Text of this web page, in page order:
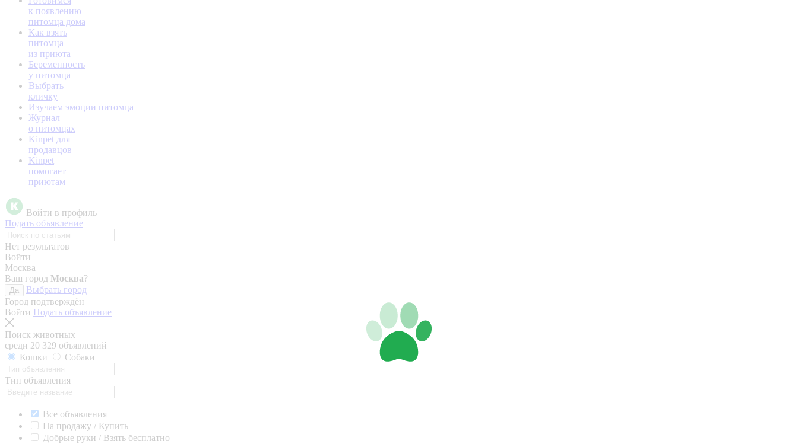
к появлению
питомца дома
Как взять
питомца
из приюта
Беременность
у питомца
Выбрать
кличку
Изучаем эмоции питомца
Журнал
о питомцах
Kinpet для
продавцов
Kinpet
помогает
приютам
Войти в профиль
Подать объявление
Нет результатов
Войти
Москва
Ваш город Москва?
Да
Выбрать город
Город подтверждён
Войти Подать объявление
Поиск животных
среди 20 329 объявлений
Кошки
Собаки
Тип объявления
Все объявления
На продажу / Купить
Добрые руки / Взять бесплатно